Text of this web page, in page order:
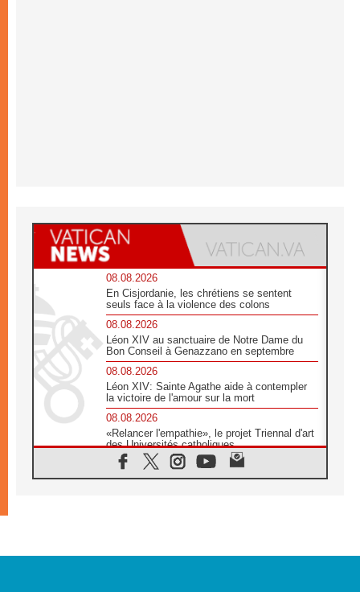
08.08.2026
En Cisjordanie, les chrétiens se sentent
seuls face à la violence des colons
08.08.2026
Léon XIV au sanctuaire de Notre Dame du
Bon Conseil à Genazzano en septembre
08.08.2026
Léon XIV: Sainte Agathe aide à contempler
la victoire de l'amour sur la mort
08.08.2026
«Relancer l'empathie», le projet Triennal d'art
des Universités catholiques
08.08.2026
Signis 2026, donner la parole aux religieuses
07.08.2026